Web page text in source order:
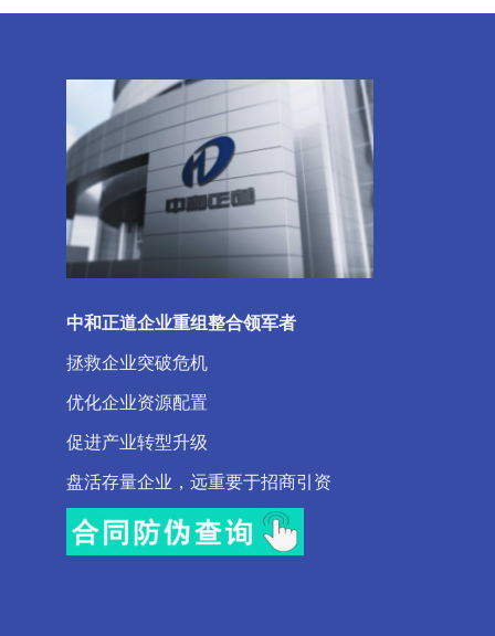
中和正道企业重组整合领军者
拯救企业突破危机
优化企业资源配置
促进产业转型升级
盘活存量企业，远重要于招商引资